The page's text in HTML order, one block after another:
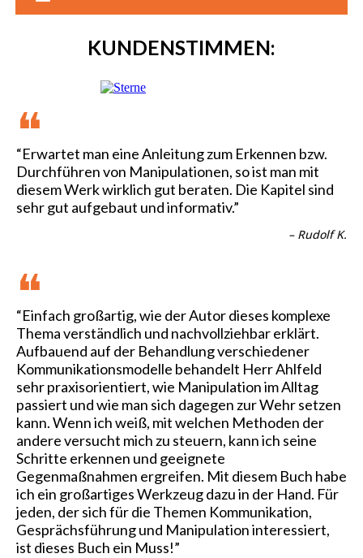
KUNDENSTIMMEN:
❝
“Erwartet man eine Anleitung zum Erkennen bzw.
Durchführen von Manipulationen, so ist man mit
diesem Werk wirklich gut beraten. Die Kapitel sind
sehr gut aufgebaut und informativ.”
– Rudolf K.
❝
“Einfach großartig, wie der Autor dieses komplexe
Thema verständlich und nachvollziehbar erklärt.
Aufbauend auf der Behandlung verschiedener
Kommunikationsmodelle behandelt Herr Ahlfeld
sehr praxisorientiert, wie Manipulation im Alltag
passiert und wie man sich dagegen zur Wehr setzen
kann. Wenn ich weiß, mit welchen Methoden der
andere versucht mich zu steuern, kann ich seine
Schritte erkennen und geeignete
Gegenmaßnahmen ergreifen. Mit diesem Buch habe
ich ein großartiges Werkzeug dazu in der Hand. Für
jeden, der sich für die Themen Kommunikation,
Gesprächsführung und Manipulation interessiert,
ist dieses Buch ein Muss!”